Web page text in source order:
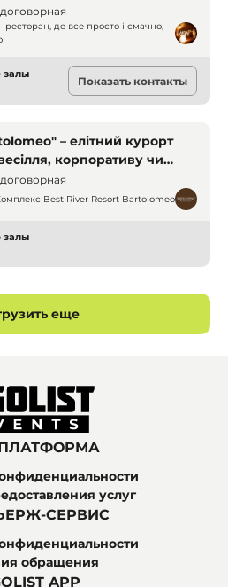
весілля, корпоратив
народження з розмахом
кухнею в Дніпрі.
- ресторан, де все просто і смачно,
залы
Показать контакты
– елітний курорт
корпоративу чи
свята на березі
Розкіш, сервіс та
краєвиди чекають на
Best River Resort Bartolomeo
залы
еще
услуг
СЕРВИС
обращения
APP